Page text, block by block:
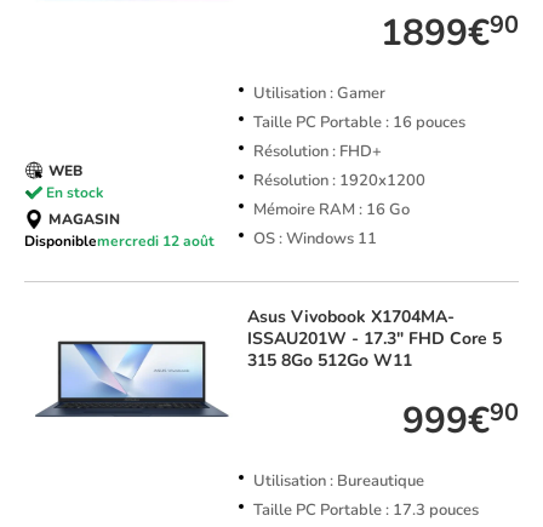
1899€90
Utilisation : Gamer
Taille PC Portable : 16 pouces
Résolution : FHD+
Résolution : 1920x1200
Mémoire RAM : 16 Go
OS : Windows 11
WEB
En stock
MAGASIN
Disponiblemercredi 12 août
Asus Vivobook X1704MA-
ISSAU201W - 17.3" FHD Core 5
315 8Go 512Go W11
999€90
Utilisation : Bureautique
Taille PC Portable : 17.3 pouces